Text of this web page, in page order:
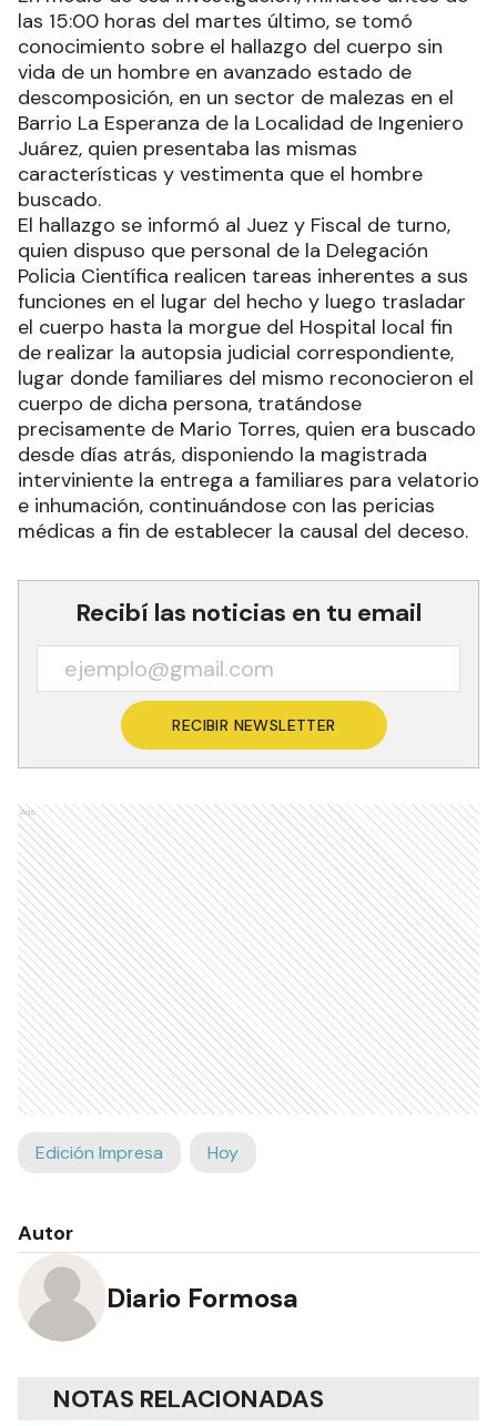
las 15:00 horas del martes último, se tomó
conocimiento sobre el hallazgo del cuerpo sin
vida de un hombre en avanzado estado de
descomposición, en un sector de malezas en el
Barrio La Esperanza de la Localidad de Ingeniero
Juárez, quien presentaba las mismas
características y vestimenta que el hombre
buscado.
El hallazgo se informó al Juez y Fiscal de turno,
quien dispuso que personal de la Delegación
Policia Científica realicen tareas inherentes a sus
funciones en el lugar del hecho y luego trasladar
el cuerpo hasta la morgue del Hospital local fin
de realizar la autopsia judicial correspondiente,
lugar donde familiares del mismo reconocieron el
cuerpo de dicha persona, tratándose
precisamente de Mario Torres, quien era buscado
desde días atrás, disponiendo la magistrada
interviniente la entrega a familiares para velatorio
e inhumación, continuándose con las pericias
médicas a fin de establecer la causal del deceso.
Recibí las noticias en tu email
RECIBIR NEWSLETTER
Ads
Edición Impresa Hoy
Autor
Diario Formosa
NOTAS RELACIONADAS